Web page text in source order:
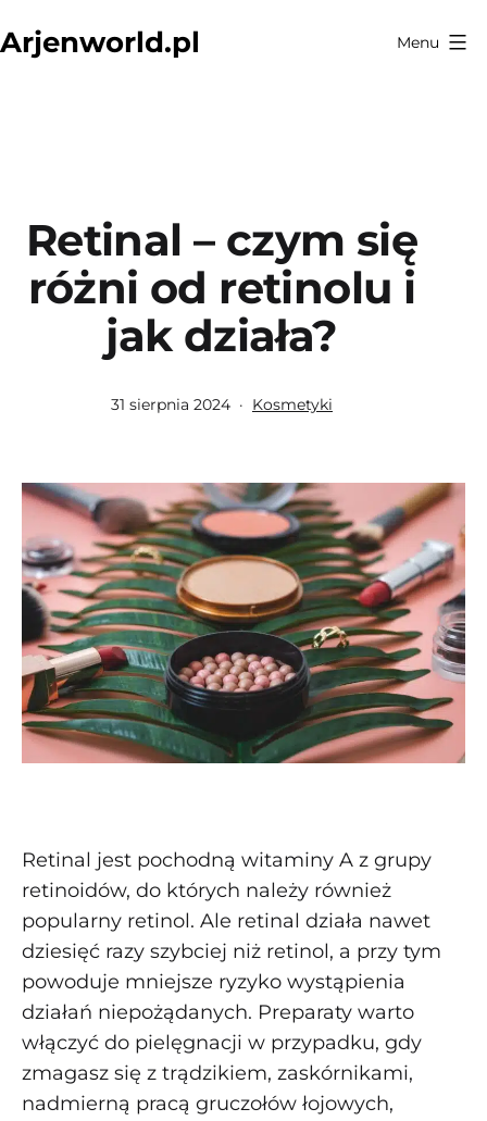
do
Arjenworld.pl Menu
Retinal – czym się
różni od retinolu i
jak działa?
Opublikowano
31 sierpnia 2024
Umieszczono
Kosmetyki
Retinal jest pochodną witaminy A z grupy
retinoidów, do których należy również
popularny retinol. Ale retinal działa nawet
dziesięć razy szybciej niż retinol, a przy tym
powoduje mniejsze ryzyko wystąpienia
działań niepożądanych. Preparaty warto
włączyć do pielęgnacji w przypadku, gdy
zmagasz się z trądzikiem, zaskórnikami,
nadmierną pracą gruczołów łojowych,